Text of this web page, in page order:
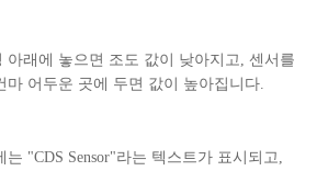
아래에 놓으면 조도 값이 낮아지고, 센서를
마 어두운 곳에 두면 값이 높아집니다.
"CDS Sensor"라는 텍스트가 표시되고,